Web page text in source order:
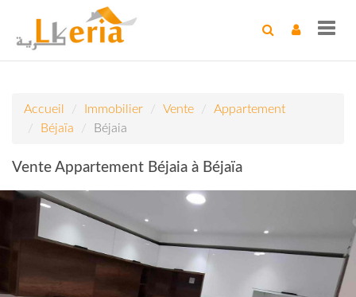
Accueil Immobilier Vente
Appartement
Béjaïa
Béjaia
Vente Appartement Béjaia à Béjaïa